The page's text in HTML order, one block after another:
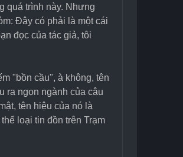
quá trình này. Nhưng
Đây có phải là một cái
đọc của tác giả, tôi
"bồn cầu", à không, tên
ra ngọn ngành của câu
tên hiệu của nó là
loại tin đồn trên Trạm